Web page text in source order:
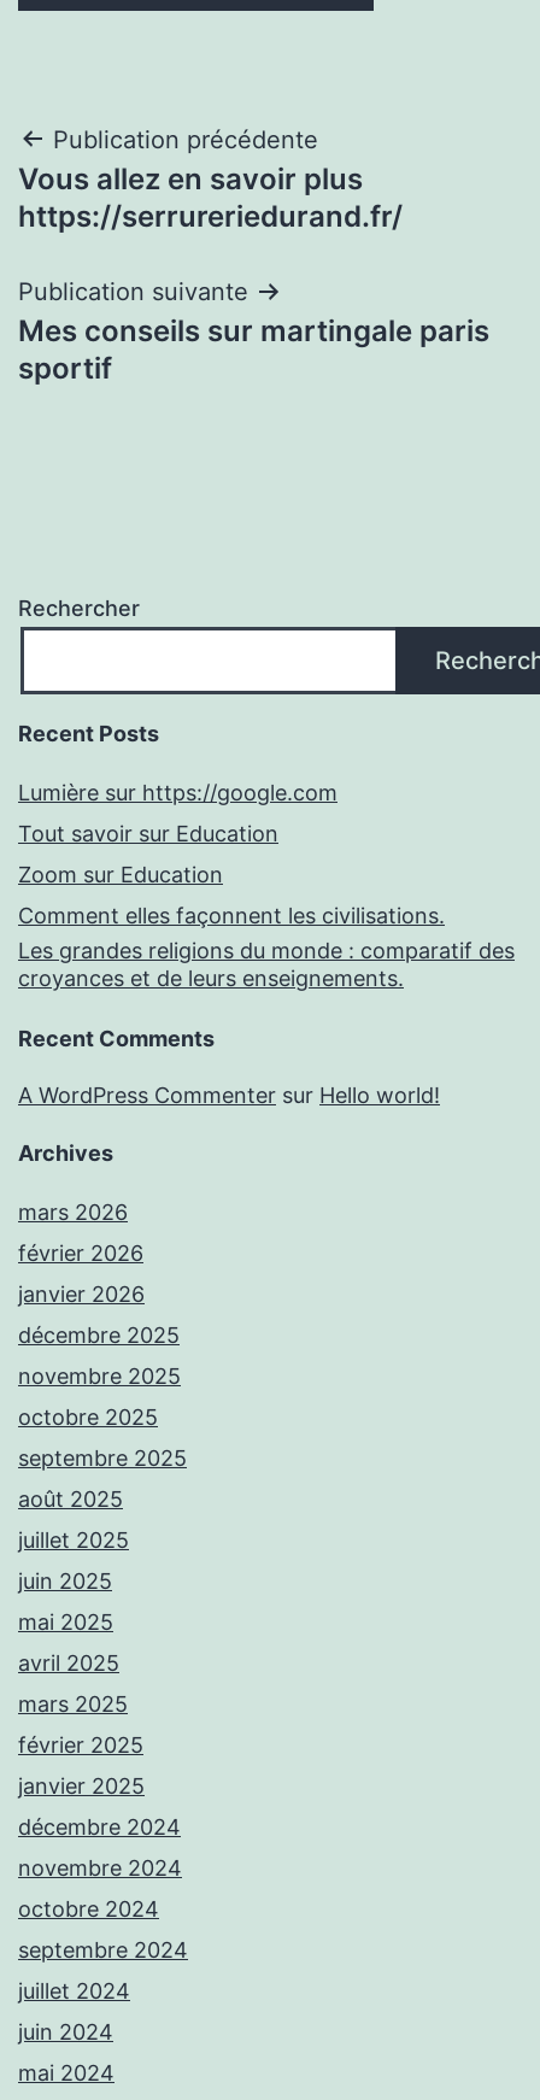
Navigation
de
Publication précédente
Vous allez en savoir plus
https://serrureriedurand.fr/
Publication suivante
Mes conseils sur martingale paris
sportif
Rechercher
Recent Posts
Lumière sur https://google.com
Tout savoir sur Education
Zoom sur Education
Comment elles façonnent les civilisations.
Les grandes religions du monde : comparatif des
croyances et de leurs enseignements.
Recent Comments
A WordPress Commenter sur Hello world!
Archives
mars 2026
février 2026
janvier 2026
décembre 2025
novembre 2025
octobre 2025
septembre 2025
août 2025
juillet 2025
juin 2025
mai 2025
avril 2025
mars 2025
février 2025
janvier 2025
décembre 2024
novembre 2024
octobre 2024
septembre 2024
juillet 2024
juin 2024
mai 2024